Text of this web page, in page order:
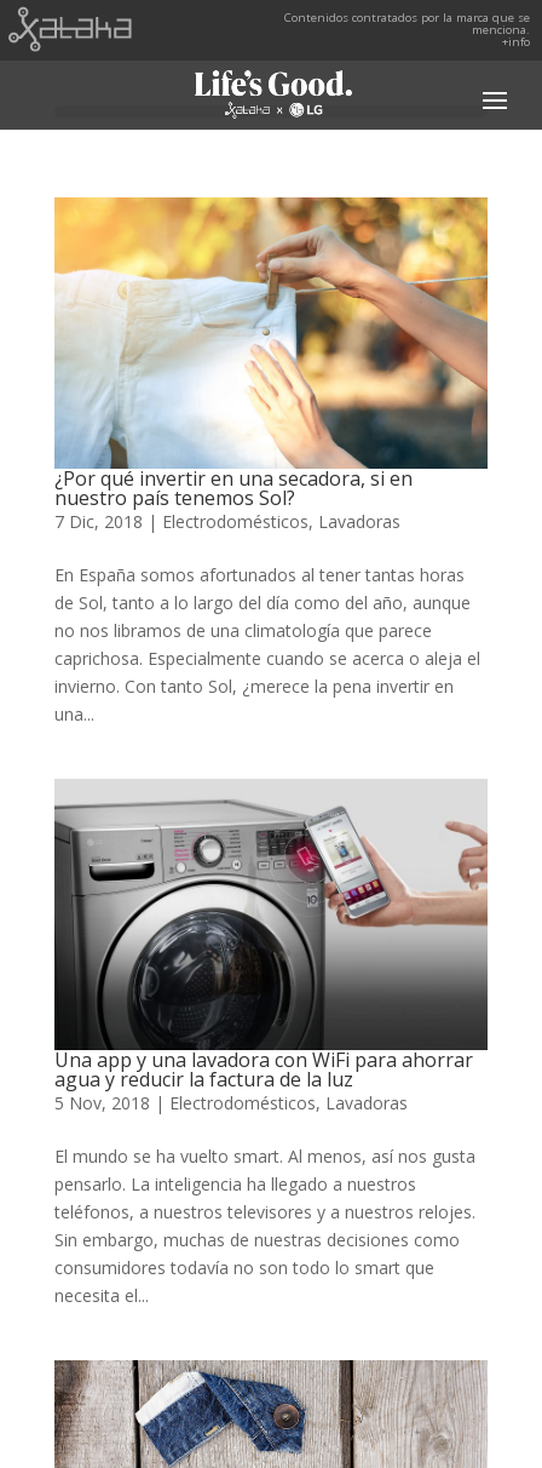
Contenidos contratados por la marca que se
menciona.
+info
¿Por qué invertir en una secadora, si en
nuestro país tenemos Sol?
7 Dic, 2018 | Electrodomésticos, Lavadoras
En España somos afortunados al tener tantas horas
de Sol, tanto a lo largo del día como del año, aunque
no nos libramos de una climatología que parece
caprichosa. Especialmente cuando se acerca o aleja el
invierno. Con tanto Sol, ¿merece la pena invertir en
una...
Una app y una lavadora con WiFi para ahorrar
agua y reducir la factura de la luz
5 Nov, 2018 | Electrodomésticos, Lavadoras
El mundo se ha vuelto smart. Al menos, así nos gusta
pensarlo. La inteligencia ha llegado a nuestros
teléfonos, a nuestros televisores y a nuestros relojes.
Sin embargo, muchas de nuestras decisiones como
consumidores todavía no son todo lo smart que
necesita el...